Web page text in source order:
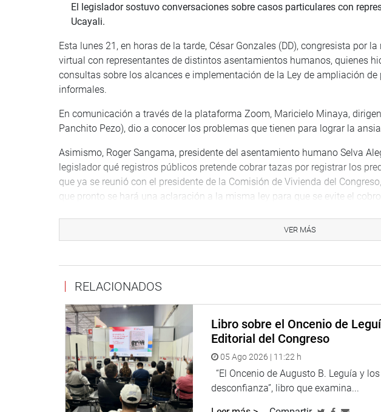
El legislador sostuvo conversaciones sobre casos particulares con
Ucayali.
Esta lunes 21, en horas de la tarde, César Gonzales (DD), congresista por
virtual con representantes de distintos asentamientos humanos, quienes
consultas sobre los alcances e implementación de la Ley de ampliación
informales.
En comunicación a través de la plataforma Zoom, Maricielo Minaya,
Panchito Pezo), dio a conocer los problemas que tienen para lograr la
Asimismo, Roger Sangama, presidente del asentamiento humano Selva
legislador qué registros públicos pretende cobrar tazas por registrar los
que ya se reunió con el presidente de la Comisión de Vivienda del
que pronto se hará una aclaración a la misma ley para que se evite el
“Pronto haremos una aclaración, hace falta reunirnos toda la comisión,
ley y este es el apoyo y facilidades, sin pago de por medio, para la
también participa estos días de las sesiones de evaluación a candidatos a
Las reuniones con dirigentes continuarán el día de mañana.
Despacho del congresista César Gonzales
VER MÁS
RELACIONADOS
Libro sobre el Oncenio de
Editorial del Congreso
05 Ago 2026 | 11:22 h
“El Oncenio de Augusto B. Leguía y
desconfianza”, libro que examina...